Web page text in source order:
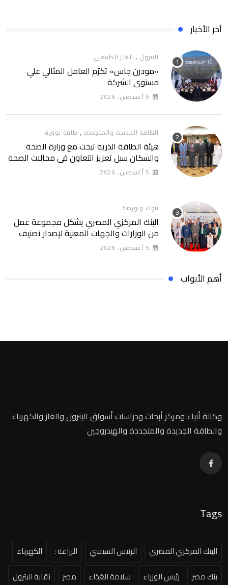
آخر الأخبار
البترول , الغاز الطبيعي
«مودرن جاس» تكرّم العامل المثالي علي
مستوي الشركة
5 أغسطس، 2026
الطاقة الجديدة والمتجددة , طاقة نووية
هيئة الطاقة الذرية تبحث مع وزارة الصحة
والسكان سبل تعزيز التعاون في مجالات الصحة
والعلاج الإشعاعي
5 أغسطس، 2026
بنوك وبورصة
البنك المركزي المصري يشكل مجموعة عمل
من الوزارات والجهات المعنية لإصدار تصنيف
التمويل المستدام التصنيف يساهم في تعزيز
ثقة المستثمرين وخلق بيئة أكثر جاذبية
5 أغسطس، 2026
أهم الأبواب
وكالة أنباء ومركز أبحاث ودراسات أسواق البترول والغاز والكهرباء
والطاقة الجديدة والمتجددة والهيدروجين
Tags
البنك المركزي المصري الرئيس السيسي الزراعة :
الكهرباء
بنك مصر
رئيس الوزراء سلامة الغذاء مصر
نقابة البترول